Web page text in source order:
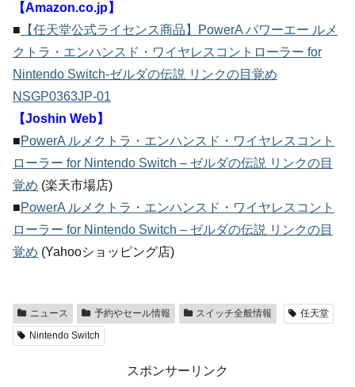
【Amazon.co.jp】
■ 【任天堂公式ライセンス商品】PowerA パワーエー ルメ
クトラ・エンハンスド・ワイヤレスコントローラー for
Nintendo Switch-ゼルダの伝説 リンクの目覚め
NSGP0363JP-01
【Joshin Web】
■PowerA ルメクトラ・エンハンスド・ワイヤレスコント
ローラー for Nintendo Switch – ゼルダの伝説 リンクの目
覚め (楽天市場店)
■PowerA ルメクトラ・エンハンスド・ワイヤレスコント
ローラー for Nintendo Switch – ゼルダの伝説 リンクの目
覚め (Yahooショッピング店)
ニュース 予約やセール情報 スイッチ全般情報
任天堂
Nintendo Switch
スポンサーリンク